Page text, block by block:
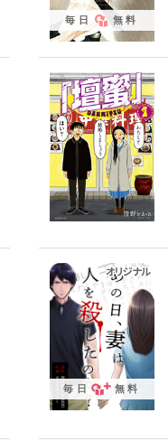
毎日 無料
毎日 無料